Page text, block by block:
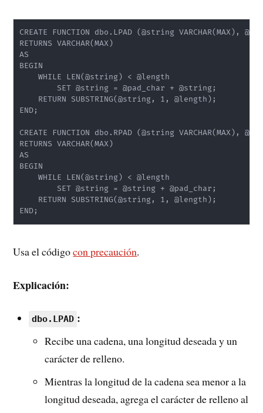
CREATE FUNCTION dbo.LPAD (@string VARCHAR(MAX),
RETURNS VARCHAR(MAX)
AS
BEGIN
    WHILE LEN(@string) < @length
        SET @string = @pad_char + @string;
    RETURN SUBSTRING(@string, 1, @length);
END;
CREATE FUNCTION dbo.RPAD (@string VARCHAR(MAX),
RETURNS VARCHAR(MAX)
AS
BEGIN
    WHILE LEN(@string) < @length
        SET @string = @string + @pad_char;
    RETURN SUBSTRING(@string, 1, @length);
Usa el códigocon precaución.
Explicación:
dbo.LPAD :
Recibe una cadena, una longitud deseada y un
carácter de relleno.
Mientras la longitud de la cadena sea menor a la
longitud deseada, agrega el carácter de relleno al